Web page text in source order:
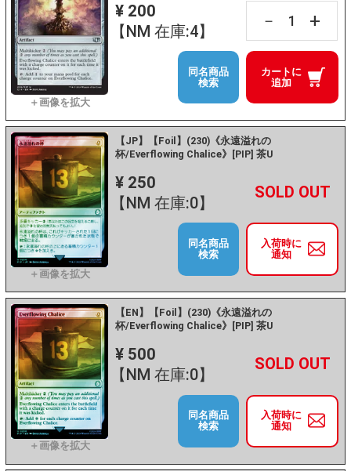
¥ 200
【NM 在庫:4】
－ +
カートに
追加
同名商品
検索
【JP】【Foil】(230)《永遠溢れの
杯/Everflowing Chalice》[PIP] 茶U
¥ 250
【NM 在庫:0】
－ +
入荷時に
通知
同名商品
検索
【EN】【Foil】(230)《永遠溢れの
杯/Everflowing Chalice》[PIP] 茶U
¥ 500
【NM 在庫:0】
－ +
入荷時に
通知
同名商品
検索